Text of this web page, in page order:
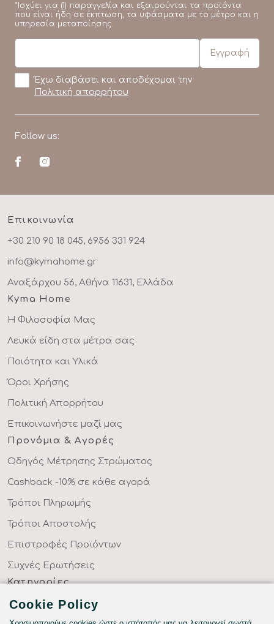
*Ισχύει για (1) παραγγελία και εξαιρούνται τα προϊόντα
που είναι ήδη σε έκπτωση, τα υφάσματα με το μέτρο και η
υπηρεσία μεταποίησης.
Έχω διαβάσει και αποδέχομαι την
Πολιτική απορρήτου
Follow us:
Επικοινωνία
+30 210 90 18 045, 6956 331 924
info@kymahome.gr
Αναξάρχου 56, Αθήνα 11631, Ελλάδα
Kyma Home
Η Φιλοσοφία Μας
Λευκά είδη στα μέτρα σας
Ποιότητα και Υλικά
Όροι Χρήσης
Πολιτική Απορρήτου
Επικοινωνήστε μαζί μας
Προνόμια & Αγορές
Οδηγός Μέτρησης Στρώματος
Cashback -10% σε κάθε αγορά
Τρόποι Πληρωμής
Τρόποι Αποστολής
Επιστροφές Προϊόντων
Συχνές Ερωτήσεις
Κατηγορίες
ΣΕΝΤΟΝΙΑ ΣΤΑ ΜΕΤΡΑ ΣΑΣ
Cookie Policy